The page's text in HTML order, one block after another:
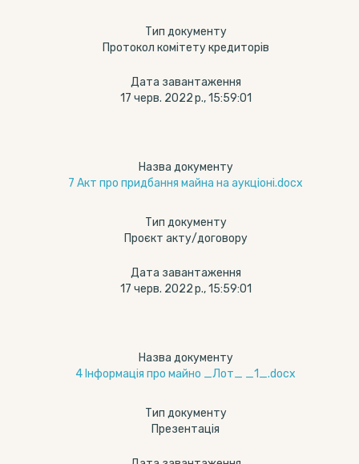
Тип документу
Протокол комітету кредиторів
Дата завантаження
17 черв. 2022 р., 15:59:01
Назва документу
7 Акт про придбання майна на аукціоні.docx
Тип документу
Проєкт акту/договору
Дата завантаження
17 черв. 2022 р., 15:59:01
Назва документу
4 Інформація про майно _Лот_ _1_.docx
Тип документу
Презентація